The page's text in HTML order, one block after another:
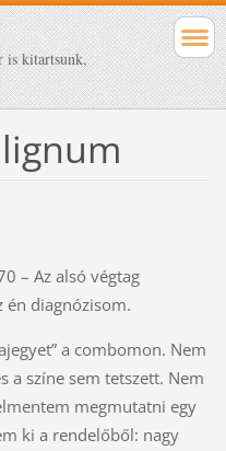
is kitartsunk,
– Az alsó végtag
én diagnózisom.
a combomon. Nem
a színe sem tetszett. Nem
megmutatni egy
ki a rendelőből: nagy